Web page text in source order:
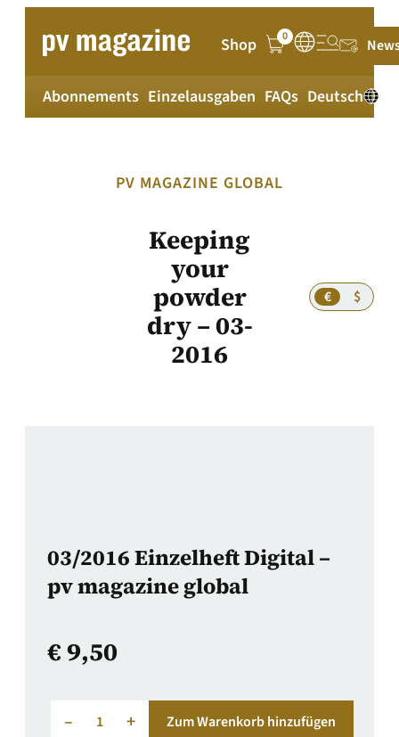
springen
Shop 0
Abonnements Einzelausgaben FAQs Deutsch
PV MAGAZINE GLOBAL
Keeping
your
powder
dry – 03-
2016
$
€
03/2016 Einzelheft Digital –
pv magazine global
€9,50
– + Zum Warenkorb hinzufügen